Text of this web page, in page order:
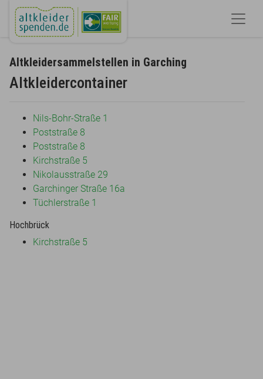
Altkleidersammelstellen in Garching
Altkleidercontainer
Nils-Bohr-Straße 1
Poststraße 8
Poststraße 8
Kirchstraße 5
Nikolausstraße 29
Garchinger Straße 16a
Tüchlerstraße 1
Hochbrück
Kirchstraße 5